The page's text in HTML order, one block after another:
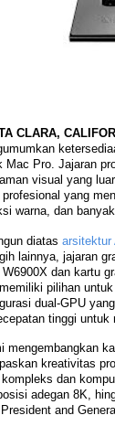
CLARA,
Mac Pro. Jajaran
visual yang
profesional yang
warna, dan
diatas arsitektur
lainnya, jajaran
W6900X dan kartu
pilihan
dual-GPU
tinggi untuk
mengembangkan
kreativitas
kompleks dan
adegan 8K,
and